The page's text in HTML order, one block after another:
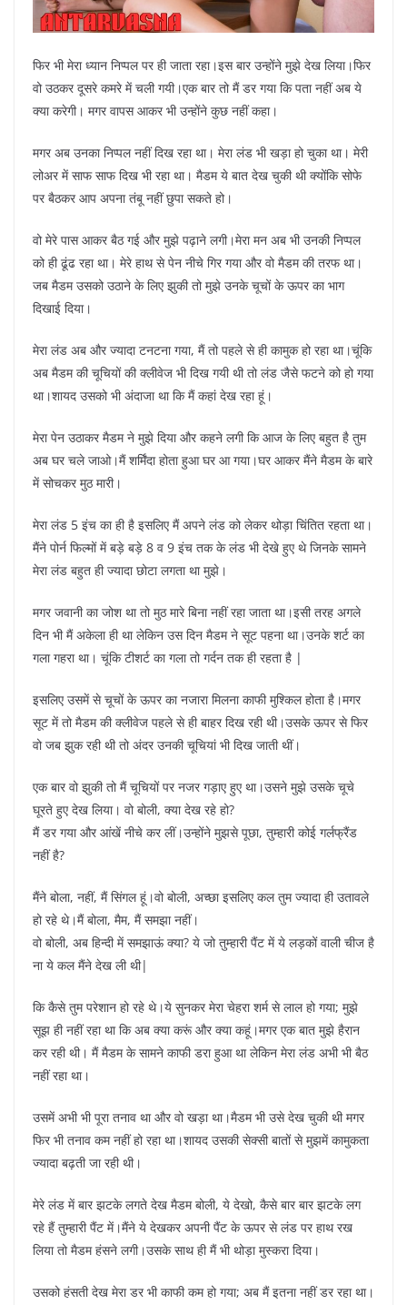
फिर भी मेरा ध्यान निप्पल पर ही जाता रहा।इस बार उन्होंने मुझे देख लिया।फिर
वो उठकर दूसरे कमरे में चली गयी।एक बार तो मैं डर गया कि पता नहीं अब ये
क्या करेगी। मगर वापस आकर भी उन्होंने कुछ नहीं कहा।
मगर अब उनका निप्पल नहीं दिख रहा था। मेरा लंड भी खड़ा हो चुका था। मेरी
लोअर में साफ साफ दिख भी रहा था। मैडम ये बात देख चुकी थी क्योंकि सोफे
पर बैठकर आप अपना तंबू नहीं छुपा सकते हो।
वो मेरे पास आकर बैठ गई और मुझे पढ़ाने लगी।मेरा मन अब भी उनकी निप्पल
को ही ढूंढ रहा था। मेरे हाथ से पेन नीचे गिर गया और वो मैडम की तरफ था।
जब मैडम उसको उठाने के लिए झुकी तो मुझे उनके चूचों के ऊपर का भाग
दिखाई दिया।
मेरा लंड अब और ज्यादा टनटना गया, मैं तो पहले से ही कामुक हो रहा था।चूंकि
अब मैडम की चूचियों की क्लीवेज भी दिख गयी थी तो लंड जैसे फटने को हो गया
था।शायद उसको भी अंदाजा था कि मैं कहां देख रहा हूं।
मेरा पेन उठाकर मैडम ने मुझे दिया और कहने लगी कि आज के लिए बहुत है तुम
अब घर चले जाओ।मैं शर्मिंदा होता हुआ घर आ गया।घर आकर मैंने मैडम के बारे
में सोचकर मुठ मारी।
मेरा लंड 5 इंच का ही है इसलिए मैं अपने लंड को लेकर थोड़ा चिंतित रहता था।
मैंने पोर्न फिल्मों में बड़े बड़े 8 व 9 इंच तक के लंड भी देखे हुए थे जिनके सामने
मेरा लंड बहुत ही ज्यादा छोटा लगता था मुझे।
मगर जवानी का जोश था तो मुठ मारे बिना नहीं रहा जाता था।इसी तरह अगले
दिन भी मैं अकेला ही था लेकिन उस दिन मैडम ने सूट पहना था।उनके शर्ट का
गला गहरा था। चूंकि टीशर्ट का गला तो गर्दन तक ही रहता है |
इसलिए उसमें से चूचों के ऊपर का नजारा मिलना काफी मुश्किल होता है।मगर
सूट में तो मैडम की क्लीवेज पहले से ही बाहर दिख रही थी।उसके ऊपर से फिर
वो जब झुक रही थी तो अंदर उनकी चूचियां भी दिख जाती थीं।
एक बार वो झुकी तो मैं चूचियों पर नजर गड़ाए हुए था।उसने मुझे उसके चूचे
घूरते हुए देख लिया। वो बोली, क्या देख रहे हो?
मैं डर गया और आंखें नीचे कर लीं।उन्होंने मुझसे पूछा, तुम्हारी कोई गर्लफ्रैंड
नहीं है?
मैंने बोला, नहीं, मैं सिंगल हूं।वो बोली, अच्छा इसलिए कल तुम ज्यादा ही उतावले
हो रहे थे।मैं बोला, मैम, मैं समझा नहीं।
वो बोली, अब हिन्दी में समझाऊं क्या? ये जो तुम्हारी पैंट में ये लड़कों वाली चीज है
ना ये कल मैंने देख ली थी|
कि कैसे तुम परेशान हो रहे थे।ये सुनकर मेरा चेहरा शर्म से लाल हो गया; मुझे
सूझ ही नहीं रहा था कि अब क्या करूं और क्या कहूं।मगर एक बात मुझे हैरान
कर रही थी। मैं मैडम के सामने काफी डरा हुआ था लेकिन मेरा लंड अभी भी बैठ
नहीं रहा था।
उसमें अभी भी पूरा तनाव था और वो खड़ा था।मैडम भी उसे देख चुकी थी मगर
फिर भी तनाव कम नहीं हो रहा था।शायद उसकी सेक्सी बातों से मुझमें कामुकता
ज्यादा बढ़ती जा रही थी।
मेरे लंड में बार झटके लगते देख मैडम बोली, ये देखो, कैसे बार बार झटके लग
रहे हैं तुम्हारी पैंट में।मैंने ये देखकर अपनी पैंट के ऊपर से लंड पर हाथ रख
लिया तो मैडम हंसने लगी।उसके साथ ही मैं भी थोड़ा मुस्करा दिया।
उसको हंसती देख मेरा डर भी काफी कम हो गया; अब मैं इतना नहीं डर रहा था।